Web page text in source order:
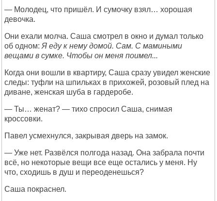
— Молодец, что пришёл. И сумочку взял… хорошая
девочка.
Они ехали молча. Саша смотрел в окно и думал только
об одном: Я еду к нему домой. Сам. С мамиными
вещами в сумке. Чтобы он меня поимел...
Когда они вошли в квартиру, Саша сразу увидел женские
следы: туфли на шпильках в прихожей, розовый плед на
диване, женская шуба в гардеробе.
— Ты… женат? — тихо спросил Саша, снимая
кроссовки.
Павел усмехнулся, закрывая дверь на замок.
— Уже нет. Развёлся полгода назад. Она забрала почти
всё, но некоторые вещи все еще остались у меня. Ну
что, сходишь в душ и переоденешься?
Саша покраснел.